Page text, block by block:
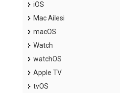
iOS
Mac Ailesi
macOS
Watch
watchOS
Apple TV
tvOS